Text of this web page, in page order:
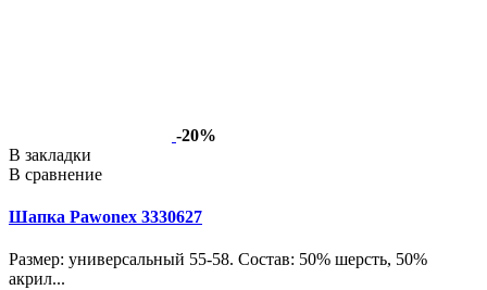
-20%
В закладки
В сравнение
Шапка Pawonex 3330627
Размер: универсальный 55-58. Состав: 50% шерсть, 50%
акрил...